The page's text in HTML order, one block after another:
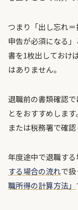
つまり「出し忘れ
申告が必須になる
書を1枚出しておけ
はありません。
退職前の書類確認
とをおすすめしま
または税務署で確認
年度途中で退職す
する場合の流れで
職所得の計算方法」